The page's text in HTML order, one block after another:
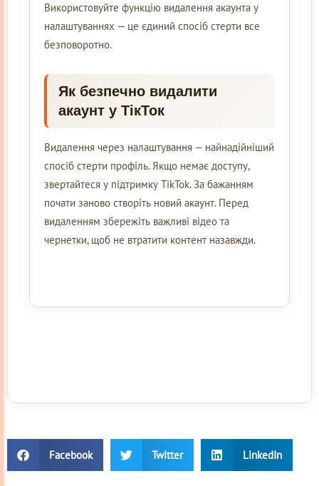
Використовуйте функцію видалення акаунта у
налаштуваннях — це єдиний спосіб стерти все
безповоротно.
Як безпечно видалити
акаунт у ТікТок
Видалення через налаштування — найнадійніший
спосіб стерти профіль. Якщо немає доступу,
звертайтеся у підтримку TikTok. За бажанням
почати заново створіть новий акаунт. Перед
видаленням збережіть важливі відео та
чернетки, щоб не втратити контент назавжди.
Facebook Twitter LinkedIn